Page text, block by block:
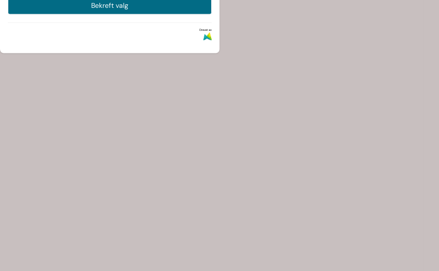
Bekreft valg
Drevet av